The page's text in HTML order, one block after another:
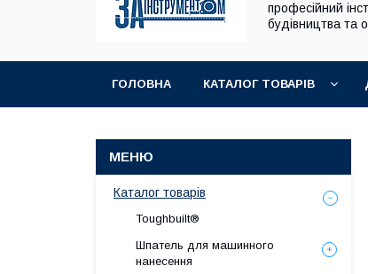
професійний
будівництва та
ГОЛОВНА КАТАЛОГ ТОВАРІВ
Каталог товарів
Toughbuilt®
Шпатель для машинного
нанесення